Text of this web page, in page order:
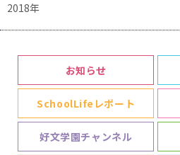
2018年
お知らせ
SchoolLifeレポート
好文学園チャンネル